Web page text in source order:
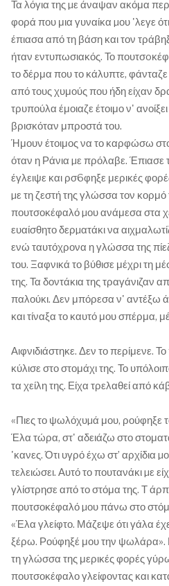
Τα λόγια της µε άναψαν ακόμα
φορά που μια γυναίκα µου 'λεγε
έπιασα από τη βάση και τον
ήταν εντυπωσιακός. Το
το δέρμα που το κάλυπτε, φάνταζε
από τους χυμούς που ήδη είχαν
τρυπούλα έμοιαζε έτοιμο ν'
βρισκόταν μπροστά του.
Ήμουν έτοιμος να το καρφώσω
όταν η Ράνια µε πρόλαβε. Έπιασε
έγλειψε και ρσ6φηξε μερικές
µε τη ζεστή της γλώσσα τον κορμό
πουτσοκέφαλό µου ανάμεσα στα
ευαίσθητο δερµατάκι να
ενώ ταυτόχρονα η γλώσσα της
του. Ξαφνικά το βύθισε μέχρι τη
της. Τα δοντάκια της τραγάνιζαν
παλούκι. Δεν μπόρεσα ν' αντέξω
και τίναξα το καυτό μου σπέρμα,
Αιφνιδιάστηκε. Δεν το περίμενε.
κύλισε στο στομάχι της. Το
τα χείλη της. Είχα τρελαθεί από
«Πιες το ψωλόχυµά μου, ρούφηξε
Έλα τώρα, στ' αδειάζω στο
'κανες. Ότι υγρό έχω στ’ αρχίδια
τελειώσει. Αυτό το πουτανάκι µε
γλίστρησε από το στόμα της. Τ
πουτσοκέφαλό µου πάνω στο
«Έλα γλείφτο. Μάζεψε ότι γάλα
ξέρω. Ρούφηξέ μου την
τη γλώσσα της μερικές φορές
πουτσοκέφαλο γλείφοντας και